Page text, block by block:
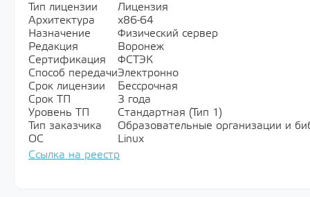
Тип лицензии
Лицензия
Архитектура
х86-64
Назначение
Физический сервер
Редакция
Воронеж
Сертификация
ФСТЭК
Способ передачиЭлектронно
Срок лицензии
Бессрочная
Срок ТП
3 года
Уровень ТП
Стандартная (Тип 1)
Тип заказчика
Образовательные организации и
ОС
Linux
Ссылка на реестр